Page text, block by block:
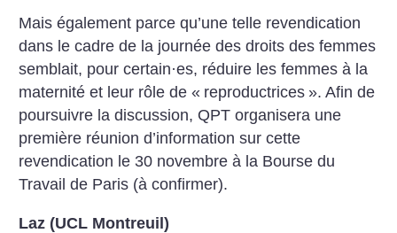
Mais également parce qu’une telle revendication
dans le cadre de la journée des droits des femmes
semblait, pour certain·es, réduire les femmes à la
maternité et leur rôle de « reproductrices ». Afin de
poursuivre la discussion, QPT organisera une
première réunion d’information sur cette
revendication le 30 novembre à la Bourse du
Travail de Paris (à confirmer).
Laz (UCL Montreuil)